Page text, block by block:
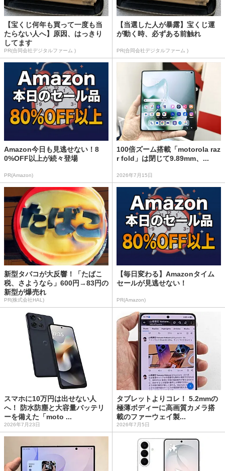
【宝くじ何年も買って一度も当
たらない人へ】原因、はっきり
してます
PR(合同会社デジタルファーム )
【当選した人が暴露】宝くじ運
が動く時、必ずある前触れ
PR(合同会社デジタルファーム )
Amazon今日も見逃せない！8
0%OFF以上が続々登場
PR(Amazon)
100倍ズーム搭載「motorola raz
r fold」は閉じて9.89mm、...
2026年7月15日
新型タバコが大反響！「たばこ
税、さようなら」600円→83円の
新型が爆売れ
PR(株式会社HAL)
【毎日変わる】Amazonタイム
セールが見逃せない！
PR(Amazon)
スマホに10万円は出せない人
へ！ 防水防塵と大容量バッテリ
ーを備えた「moto ...
2026年7月23日
タブレットよりコレ！ 5.2mmの
極薄ボディーに高画質カメラ搭
載のファーウェイ製...
2026年7月5日